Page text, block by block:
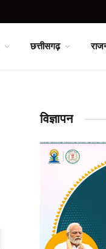
छत्तीसगढ़
विज्ञापन